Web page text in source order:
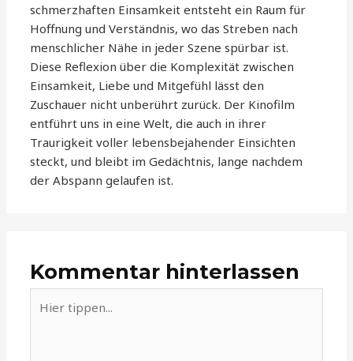
schmerzhaften Einsamkeit entsteht ein Raum für
Hoffnung und Verständnis, wo das Streben nach
menschlicher Nähe in jeder Szene spürbar ist.
Diese Reflexion über die Komplexität zwischen
Einsamkeit, Liebe und Mitgefühl lässt den
Zuschauer nicht unberührt zurück. Der Kinofilm
entführt uns in eine Welt, die auch in ihrer
Traurigkeit voller lebensbejahender Einsichten
steckt, und bleibt im Gedächtnis, lange nachdem
der Abspann gelaufen ist.
Kommentar hinterlassen
tippen...